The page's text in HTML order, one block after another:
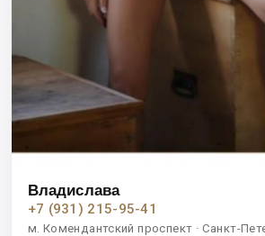
Владислава
+7 (931) 215-95-41
м. Комендантский проспект · Санкт-